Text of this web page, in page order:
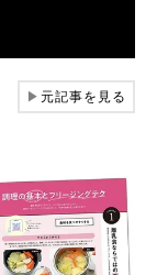
▶元記事を見る